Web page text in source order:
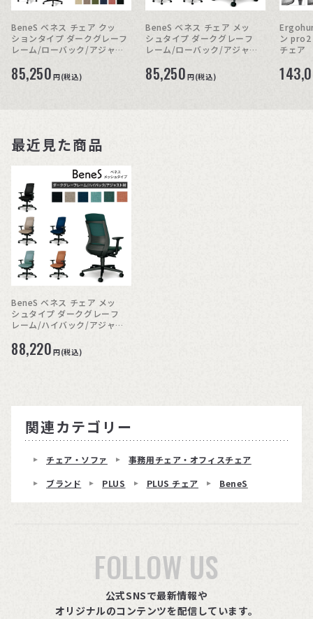
BeneS ベネス チェア クッ
ションタイプ ダークグレーフ
レーム/ローバック/アジャス
85,250 円(税込)
BeneS ベネス チェア メッ
シュタイプ ダークグレーフ
レーム/ローバック/アジャス
85,250 円(税込)
ン pro2
チェア
最近見た商品
BeneS ベネス チェア メッ
シュタイプ ダークグレーフ
レーム/ハイバック/アジャス
88,220 円(税込)
関連カテゴリー
チェア・ソファ
事務用チェア・オフィスチェア
ブランド
PLUS PLUS チェア BeneS
FOLLOW US
公式SNSで最新情報や
オリジナルのコンテンツを配信しています。